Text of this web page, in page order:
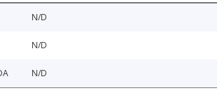
N/D
N/D
N/D